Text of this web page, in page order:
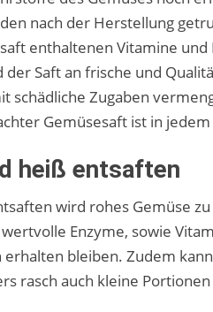
nach der Herstellung
enthaltenen Vitamine
der Saft an frische und
schädliche Zugaben
Gemüsesaft ist in
heiß entsaften
wird rohes Gemüse
Enzyme, sowie
erhalten bleiben. Zudem
rasch auch kleine